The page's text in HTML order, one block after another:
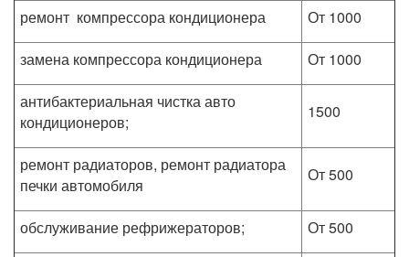
ремонт компрессора кондиционера
От 1000
замена компрессора кондиционера
От 1000
антибактериальная чистка авто
кондиционеров;
1500
ремонт радиаторов, ремонт радиатора
печки автомобиля
От 500
обслуживание рефрижераторов;
От 500